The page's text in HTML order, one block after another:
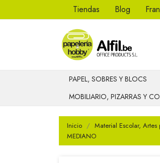
Tiendas Blog
PAPEL, SOBRES Y BLOCS
MOBILIARIO, PIZARRAS Y
Inicio Material Escolar, Artes
MEDIANO